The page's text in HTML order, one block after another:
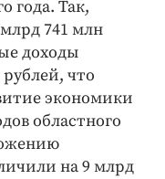
года. Так,
741 млн
доходы
что
экономики
областного
на 9 млрд